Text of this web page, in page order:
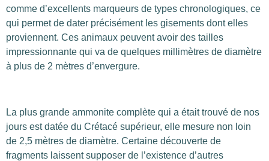
comme d’excellents marqueurs de types chronologiques, ce
qui permet de dater précisément les gisements dont elles
proviennent. Ces animaux peuvent avoir des tailles
impressionnante qui va de quelques millimètres de diamètre
à plus de 2 mètres d’envergure.
La plus grande ammonite complète qui a était trouvé de nos
jours est datée du Crétacé supérieur, elle mesure non loin
de 2,5 mètres de diamètre. Certaine découverte de
fragments laissent supposer de l’existence d’autres